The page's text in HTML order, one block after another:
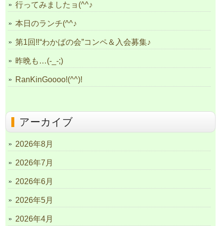
行ってみましたョ(^^♪
本日のランチ(^^♪
第1回‼“わかばの会”コンペ＆入会募集♪
昨晩も…(-_-;)
RanKinGoooo!(^^)!
アーカイブ
2026年8月
2026年7月
2026年6月
2026年5月
2026年4月